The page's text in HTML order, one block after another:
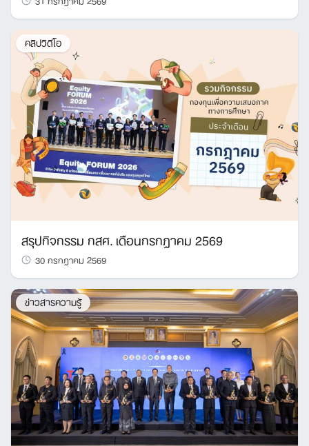
คลิปวิดีโอ
สรุปกิจกรรม กสศ. เดือนกรกฎาคม 2569
30 กรกฎาคม 2569
ข่าวสารความรู้